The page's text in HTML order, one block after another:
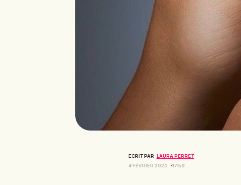
ECRIT PAR: LAURA PERRET
4 FÉVRIER 2020
17:59